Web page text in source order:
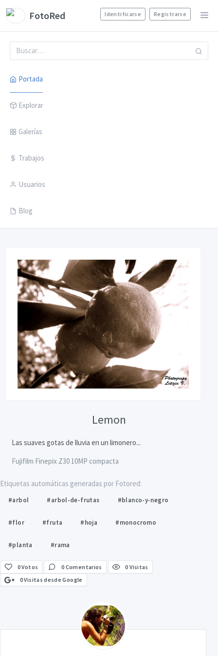
FotoRed Identificarse Registrarse
Portada
Explorar
Galerías
Trabajos
Usuarios
Blog
Lemon
Las suaves gotas de lluvia en un limonero...
Fujifilm Finepix Z30 10MP compacta
Etiquetas automáticas generadas por Fotored:
#arbol #arbol-de-frutas #blanco-y-negro
#flor #fruta #hoja #monocromo
#planta #rama
0Votos 0 Comentarios
0 Visitas
0 Visitas desde Google